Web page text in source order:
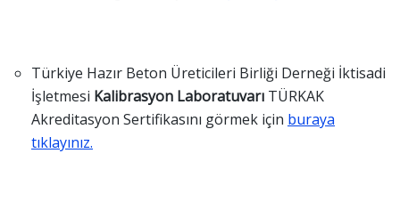
Türkiye Hazır Beton Üreticileri Birliği Derneği İktisadi
İşletmesi Kalibrasyon Laboratuvarı TÜRKAK
Akreditasyon Sertifikasını görmek için buraya
tıklayınız.